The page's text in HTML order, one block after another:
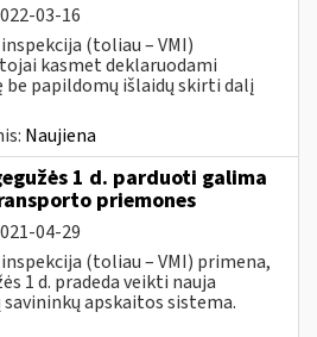
03-16
inspekcija (toliau – VMI)
kasmet deklaruodami
papildomų išlaidų skirti dalį
Naujiena
1 d. parduoti galima
priemones
04-29
inspekcija (toliau – VMI) primena,
1 d. pradeda veikti nauja
apskaitos sistema.